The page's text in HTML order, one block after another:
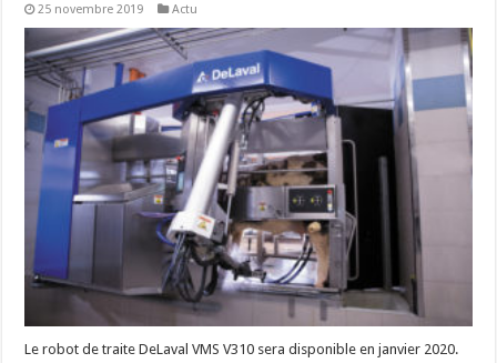
25 novembre 2019 Actu
Le robot de traite DeLaval VMS V310 sera disponible en janvier 2020.